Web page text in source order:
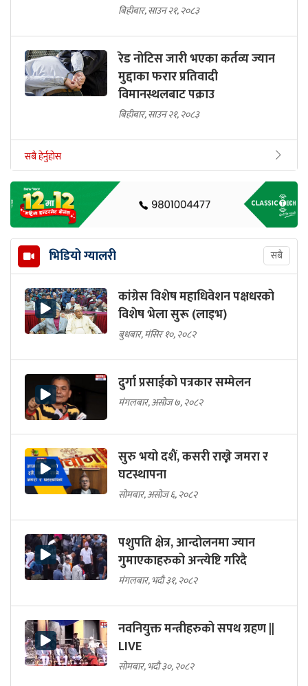
बिहीबार, साउन २१, २०८३
रेड नोटिस जारी भएका कर्तव्य ज्यान
मुद्दाका फरार प्रतिवादी
विमानस्थलबाट पक्राउ
बिहीबार, साउन २१, २०८३
सबै हेर्नुहोस
भिडियो ग्यालरी सबै
कांग्रेस विशेष महाधिवेशन पक्षधरको
विशेष भेला सुरू (लाइभ)
बुधबार, मंसिर १०, २०८२
दुर्गा प्रसाईको पत्रकार सम्मेलन
मंगलबार, असोज ७, २०८२
सुरु भयो दशैं, कसरी राख्ने जमरा र
घटस्थापना
सोमबार, असोज ६, २०८२
पशुपति क्षेत्र, आन्दोलनमा ज्यान
गुमाएकाहरुको अन्त्येष्टि गरिदै
मंगलबार, भदौ ३१, २०८२
नवनियुक्त मन्त्रीहरुको सपथ ग्रहण ||
LIVE
सोमबार, भदौ ३०, २०८२